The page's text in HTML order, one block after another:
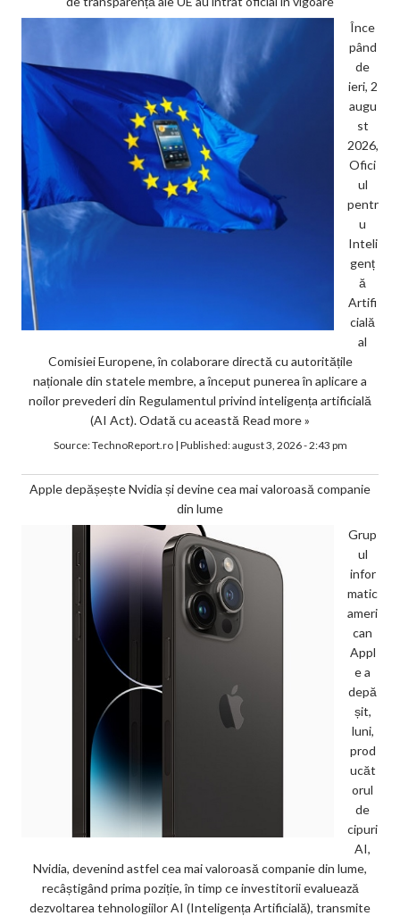
Înce
pând
de
ieri, 2
augu
st
2026,
Ofici
ul
pentr
u
Inteli
genț
ă
Artifi
cială
al
Comisiei Europene, în colaborare directă cu autoritățile
naționale din statele membre, a început punerea în aplicare a
noilor prevederi din Regulamentul privind inteligența artificială
(AI Act). Odată cu această Read more »
Source:TechnoReport.ro| Published:august 3, 2026 - 2:43 pm
Apple depășește Nvidia și devine cea mai valoroasă companie
din lume
Grup
ul
infor
matic
ameri
can
Appl
e a
depă
șit,
luni,
prod
ucăt
orul
de
cipuri
AI,
Nvidia, devenind astfel cea mai valoroasă companie din lume,
recâștigând prima poziție, în timp ce investitorii evaluează
dezvoltarea tehnologiilor AI (Inteligența Artificială), transmite